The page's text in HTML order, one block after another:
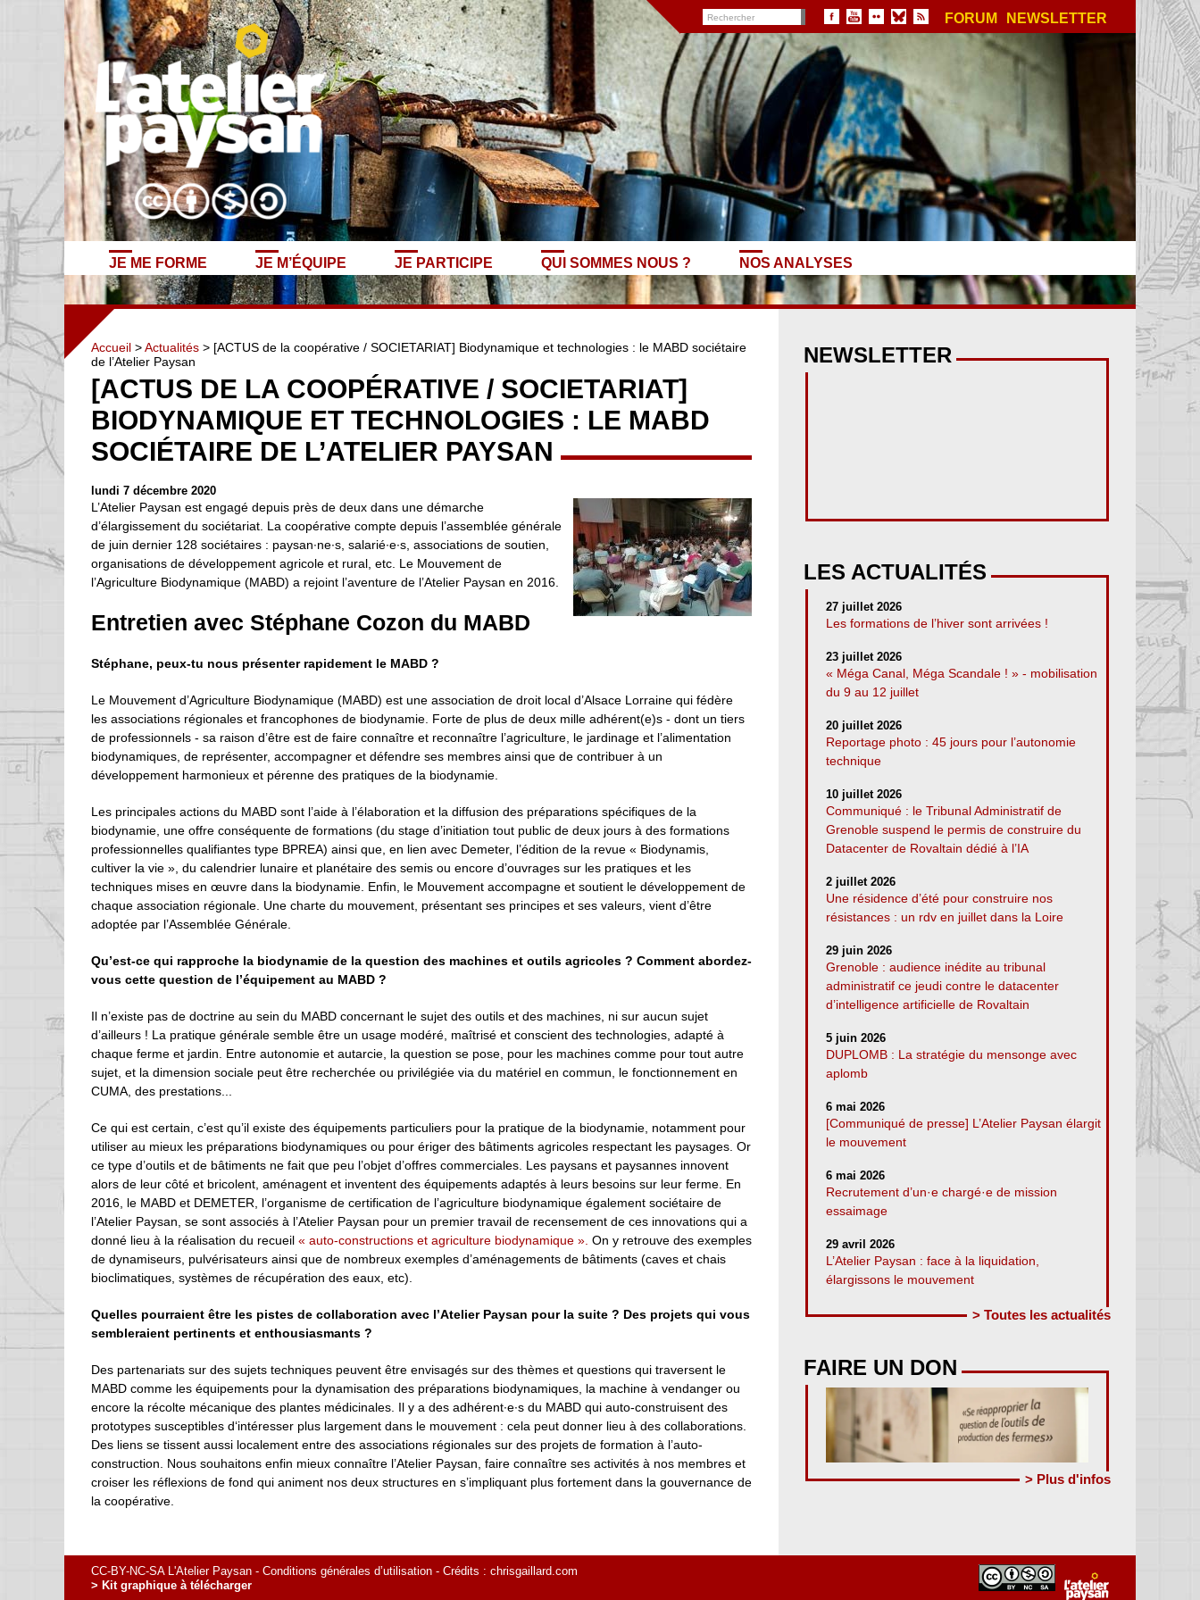
FORUM NEWSLETTER
JE ME FORME JE M’ÉQUIPE JE PARTICIPE QUI SOMMES NOUS ? NOS ANALYSES
Accueil >Actualités > [ACTUS de la coopérative / SOCIETARIAT] Biodynamique et technologies : le MABD sociétaire
de l’Atelier Paysan
[ACTUS DE LA COOPÉRATIVE / SOCIETARIAT]
BIODYNAMIQUE ET TECHNOLOGIES : LE MABD
SOCIÉTAIRE DE L’ATELIER PAYSAN
lundi 7 décembre 2020
L’Atelier Paysan est engagé depuis près de deux dans une démarche
d’élargissement du sociétariat. La coopérative compte depuis l’assemblée générale
de juin dernier 128 sociétaires : paysan∙ne∙s, salarié∙e∙s, associations de soutien,
organisations de développement agricole et rural, etc. Le Mouvement de
l’Agriculture Biodynamique (MABD) a rejoint l’aventure de l’Atelier Paysan en 2016.
Entretien avec Stéphane Cozon du MABD
Stéphane, peux-tu nous présenter rapidement le MABD ?
Le Mouvement d’Agriculture Biodynamique (MABD) est une association de droit local d’Alsace Lorraine qui fédère
les associations régionales et francophones de biodynamie. Forte de plus de deux mille adhérent(e)s - dont un tiers
de professionnels - sa raison d’être est de faire connaître et reconnaître l’agriculture, le jardinage et l’alimentation
biodynamiques, de représenter, accompagner et défendre ses membres ainsi que de contribuer à un
développement harmonieux et pérenne des pratiques de la biodynamie.
Les principales actions du MABD sont l’aide à l’élaboration et la diffusion des préparations spécifiques de la
biodynamie, une offre conséquente de formations (du stage d’initiation tout public de deux jours à des formations
professionnelles qualifiantes type BPREA) ainsi que, en lien avec Demeter, l’édition de la revue « Biodynamis,
cultiver la vie », du calendrier lunaire et planétaire des semis ou encore d’ouvrages sur les pratiques et les
techniques mises en œuvre dans la biodynamie. Enfin, le Mouvement accompagne et soutient le développement de
chaque association régionale. Une charte du mouvement, présentant ses principes et ses valeurs, vient d’être
adoptée par l’Assemblée Générale.
Qu’est-ce qui rapproche la biodynamie de la question des machines et outils agricoles ? Comment abordez-
vous cette question de l’équipement au MABD ?
Il n’existe pas de doctrine au sein du MABD concernant le sujet des outils et des machines, ni sur aucun sujet
d’ailleurs ! La pratique générale semble être un usage modéré, maîtrisé et conscient des technologies, adapté à
chaque ferme et jardin. Entre autonomie et autarcie, la question se pose, pour les machines comme pour tout autre
sujet, et la dimension sociale peut être recherchée ou privilégiée via du matériel en commun, le fonctionnement en
CUMA, des prestations...
Ce qui est certain, c’est qu’il existe des équipements particuliers pour la pratique de la biodynamie, notamment pour
utiliser au mieux les préparations biodynamiques ou pour ériger des bâtiments agricoles respectant les paysages. Or
ce type d’outils et de bâtiments ne fait que peu l’objet d’offres commerciales. Les paysans et paysannes innovent
alors de leur côté et bricolent, aménagent et inventent des équipements adaptés à leurs besoins sur leur ferme. En
2016, le MABD et DEMETER, l’organisme de certification de l’agriculture biodynamique également sociétaire de
l’Atelier Paysan, se sont associés à l’Atelier Paysan pour un premier travail de recensement de ces innovations qui a
donné lieu à la réalisation du recueil « auto-constructions et agriculture biodynamique ». On y retrouve des exemples
de dynamiseurs, pulvérisateurs ainsi que de nombreux exemples d’aménagements de bâtiments (caves et chais
bioclimatiques, systèmes de récupération des eaux, etc).
Quelles pourraient être les pistes de collaboration avec l’Atelier Paysan pour la suite ? Des projets qui vous
sembleraient pertinents et enthousiasmants ?
Des partenariats sur des sujets techniques peuvent être envisagés sur des thèmes et questions qui traversent le
MABD comme les équipements pour la dynamisation des préparations biodynamiques, la machine à vendanger ou
encore la récolte mécanique des plantes médicinales. Il y a des adhérent∙e∙s du MABD qui auto-construisent des
prototypes susceptibles d‘intéresser plus largement dans le mouvement : cela peut donner lieu à des collaborations.
Des liens se tissent aussi localement entre des associations régionales sur des projets de formation à l’auto-
construction. Nous souhaitons enfin mieux connaître l’Atelier Paysan, faire connaître ses activités à nos membres et
croiser les réflexions de fond qui animent nos deux structures en s’impliquant plus fortement dans la gouvernance de
la coopérative.
NEWSLETTER
LES ACTUALITÉS
27 juillet 2026
Les formations de l’hiver sont arrivées !
23 juillet 2026
« Méga Canal, Méga Scandale ! » - mobilisation
du 9 au 12 juillet
20 juillet 2026
Reportage photo : 45 jours pour l’autonomie
technique
10 juillet 2026
Communiqué : le Tribunal Administratif de
Grenoble suspend le permis de construire du
Datacenter de Rovaltain dédié à l’IA
2 juillet 2026
Une résidence d’été pour construire nos
résistances : un rdv en juillet dans la Loire
29 juin 2026
Grenoble : audience inédite au tribunal
administratif ce jeudi contre le datacenter
d’intelligence artificielle de Rovaltain
5 juin 2026
DUPLOMB : La stratégie du mensonge avec
aplomb
6 mai 2026
[Communiqué de presse] L’Atelier Paysan élargit
le mouvement
6 mai 2026
Recrutement d’un·e chargé·e de mission
essaimage
29 avril 2026
L’Atelier Paysan : face à la liquidation,
élargissons le mouvement
> Toutes les actualités
FAIRE UN DON
> Plus d'infos
CC-BY-NC-SA L'Atelier Paysan - Conditions générales d’utilisation - Crédits : chrisgaillard.com
> Kit graphique à télécharger